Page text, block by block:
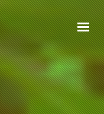
ACCUEIL
À PROPOS
GAMMES
CERTIFICATIONS
RECETTES